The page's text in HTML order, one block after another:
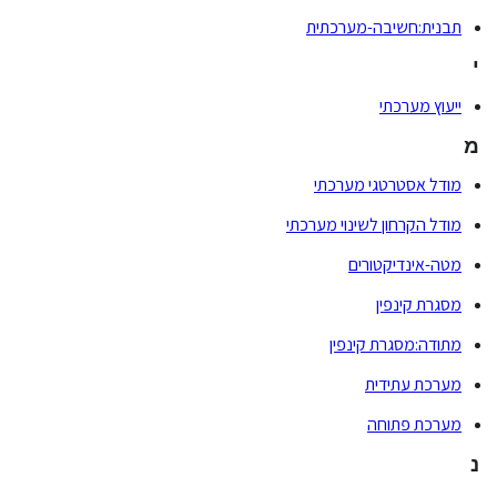
תבנית:חשיבה-מערכתית
י
ייעוץ מערכתי
מ
מודל אסטרטגי מערכתי
מודל הקרחון לשינוי מערכתי
מטה-אינדיקטורים
מסגרת קינפין
מתודה:מסגרת קינפין
מערכת עתידית
מערכת פתוחה
נ